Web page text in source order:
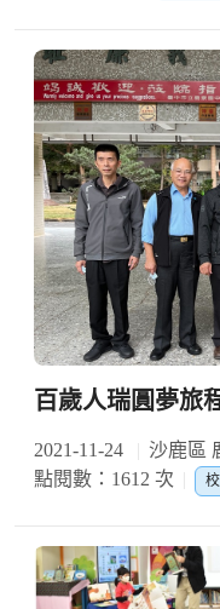
百歲人瑞圓夢旅
2021-11-24
沙鹿區
點閱數：1612 次